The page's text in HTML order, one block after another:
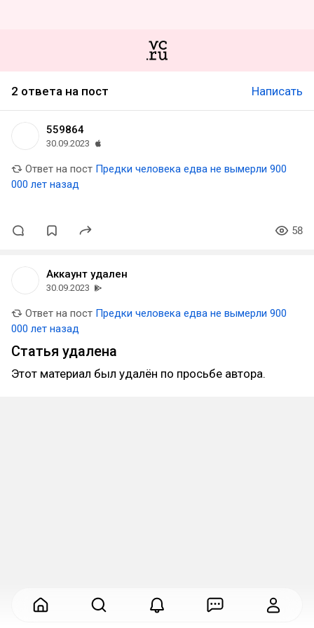
2 ответа на пост Написать
559864
30.09.2023
Ответ на пост Предки человека едва не вымерли 900
000 лет назад
58
Аккаунт удален
30.09.2023
Ответ на пост Предки человека едва не вымерли 900
000 лет назад
Статья удалена
Этот материал был удалён по просьбе автора.